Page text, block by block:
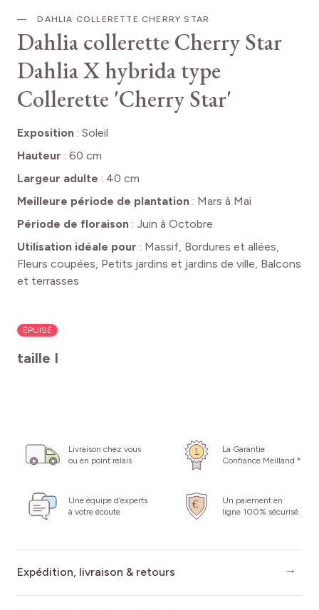
DAHLIA COLLERETTE CHERRY STAR
Dahlia collerette Cherry Star
Dahlia X hybrida type
Collerette 'Cherry Star'
Exposition : Soleil
Hauteur : 60 cm
Largeur adulte : 40 cm
Meilleure période de plantation : Mars à Mai
Période de floraison : Juin à Octobre
Utilisation idéale pour : Massif, Bordures et allées,
Fleurs coupées, Petits jardins et jardins de ville, Balcons
et terrasses
ÉPUISÉ
taille I
Livraison chez vous
ou en point relais
La Garantie
Confiance Meilland *
Une équipe d’experts
à votre écoute
Un paiement en
ligne 100% sécurisé
Expédition, livraison & retours